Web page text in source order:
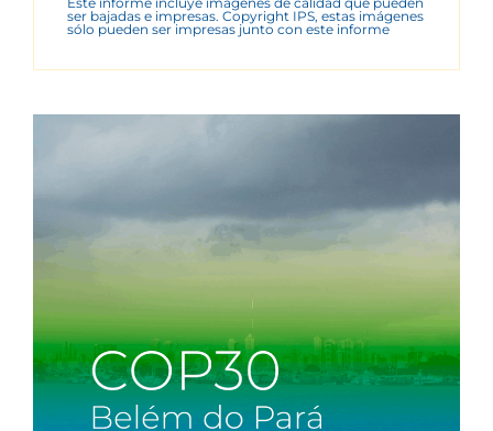
ser bajadas e impresas. Copyright IPS, estas imágenes
sólo pueden ser impresas junto con este informe